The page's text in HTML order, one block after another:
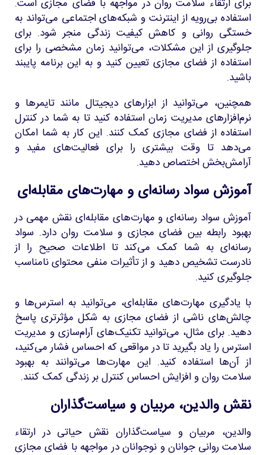
برای ارتقاء سلامت روان در مواجهه با فضای مجازی است.
استفاده بی‌رویه از اینترنت و شبکه‌های اجتماعی می‌تواند به
خستگی روانی و کاهش کیفیت زندگی منجر شود. برای
جلوگیری از این مشکلات، می‌توانید زمان مشخصی را برای
استفاده از فضای مجازی تعیین کنید و به این برنامه پایبند
باشید.
همچنین، می‌توانید از ابزارهای دیجیتال مانند تایمرها و
نرم‌افزارهای مدیریت زمان استفاده کنید تا به شما در کنترل
استفاده از فضای مجازی کمک کنند. این کار به شما امکان
می‌دهد تا وقت بیشتری را برای فعالیت‌های مفید و
آرامش‌بخش اختصاص دهید.
آموزش سواد رسانه‌ای و مهارت‌های مقابله‌ای
آموزش سواد رسانه‌ای و مهارت‌های مقابله‌ای نقش مهمی در
بهبود رابطه بین فضای مجازی و سلامت روان دارد. سواد
رسانه‌ای به شما کمک می‌کند تا اطلاعات صحیح را از
نادرست تشخیص دهید و از تأثیرات منفی محتوای نامناسب
جلوگیری کنید.
با یادگیری مهارت‌های مقابله‌ای، می‌توانید به استرس‌ها و
چالش‌های ناشی از فضای مجازی به شکل مؤثرتری پاسخ
دهید. برای مثال، می‌توانید تکنیک‌های آرام‌سازی و مدیریت
استرس را یاد بگیرید تا در مواقعی که احساس فشار می‌کنید،
از آن‌ها استفاده کنید. این مهارت‌ها می‌توانند به بهبود
سلامت روان و افزایش احساس کنترل بر زندگی کمک کنند.
نقش والدین، مربیان و سیاست‌گذاران
والدین، مربیان و سیاست‌گذاران نقش حیاتی در ارتقاء
سلامت روانی جوانان و نوجوانان در مواجهه با فضای مجازی